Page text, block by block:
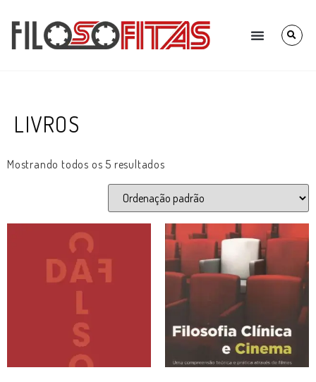
LIVROS
Mostrando todos os 5 resultados